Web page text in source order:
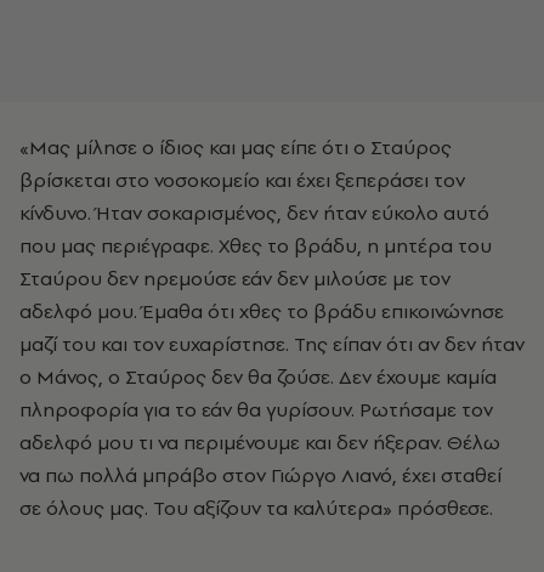
«Μας μίλησε ο ίδιος και μας είπε ότι ο Σταύρος
βρίσκεται στο νοσοκομείο και έχει ξεπεράσει τον
κίνδυνο. Ήταν σοκαρισμένος, δεν ήταν εύκολο αυτό
που μας περιέγραφε. Χθες το βράδυ, η μητέρα του
Σταύρου δεν ηρεμούσε εάν δεν μιλούσε με τον
αδελφό μου. Έμαθα ότι χθες το βράδυ επικοινώνησε
μαζί του και τον ευχαρίστησε. Της είπαν ότι αν δεν ήταν
ο Μάνος, ο Σταύρος δεν θα ζούσε. Δεν έχουμε καμία
πληροφορία για το εάν θα γυρίσουν. Ρωτήσαμε τον
αδελφό μου τι να περιμένουμε και δεν ήξεραν. Θέλω
να πω πολλά μπράβο στον Γιώργο Λιανό, έχει σταθεί
σε όλους μας. Του αξίζουν τα καλύτερα» πρόσθεσε.